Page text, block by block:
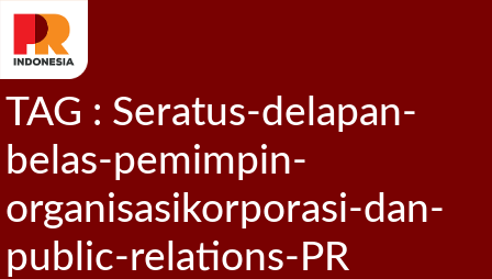
TAG : Seratus-delapan-
belas-pemimpin-
organisasikorporasi-dan-
public-relations-PR